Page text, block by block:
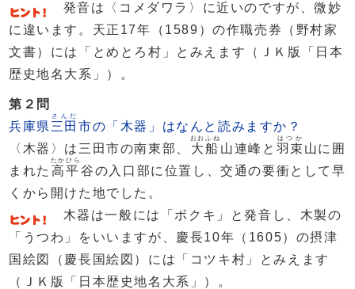
発音は〈コメダワラ〉に近いのですが、微妙
に違います。天正17年（1589）の作職売券（野村家
文書）には「とめとろ村」とみえます（ＪＫ版「日本
歴史地名大系」）。
第２問
兵庫県 三田
さんだ
市の「木器」はなんと読みますか？
〈木器〉は三田市の南東部、
大船
おおふね
山連峰と 羽束
はつか
山に囲
まれた 高平
たかひら
谷の入口部に位置し、交通の要衝として早
くから開けた地でした。
木器は一般には「ボクキ」と発音し、木製の
「うつわ」をいいますが、慶長10年（1605）の摂津
国絵図（慶長国絵図）には「コツキ村」とみえます
（ＪＫ版「日本歴史地名大系」）。